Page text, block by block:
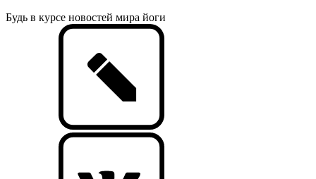
Будь в курсе новостей мира йоги